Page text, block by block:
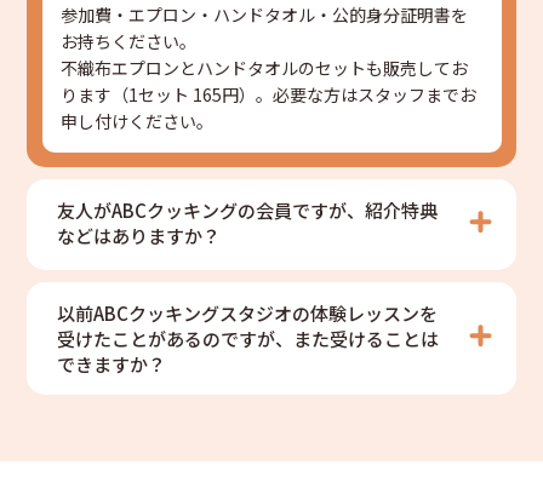
参加費・エプロン・ハンドタオル・公的身分証明書を
お持ちください。
不織布エプロンとハンドタオルのセットも販売してお
ります（1セット 165円）。必要な方はスタッフまでお
申し付けください。
友人がABCクッキングの会員ですが、紹介特典
などはありますか？
以前ABCクッキングスタジオの体験レッスンを
受けたことがあるのですが、また受けることは
できますか？